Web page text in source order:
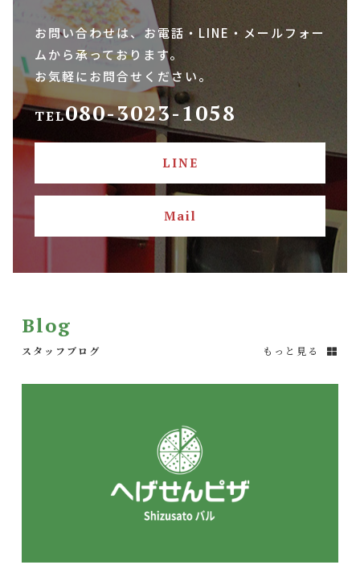
お問い合わせは、お電話・LINE・メールフォー
ムから承っております。
お気軽にお問合せください。
TEL080-3023-1058
LINE
Mail
Blog
スタッフブログ もっと見る